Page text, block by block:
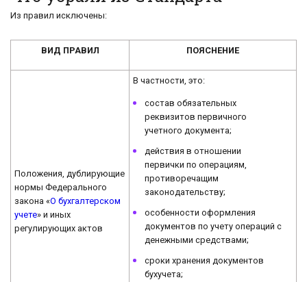
Из правил исключены:
ВИД ПРАВИЛ ПОЯСНЕНИЕ
Положения, дублирующие
нормы Федерального
закона «О бухгалтерском
учете» и иных
регулирующих актов
В частности, это:
состав обязательных
реквизитов первичного
учетного документа;
действия в отношении
первички по операциям,
противоречащим
законодательству;
особенности оформления
документов по учету операций с
денежными средствами;
сроки хранения документов
бухучета;